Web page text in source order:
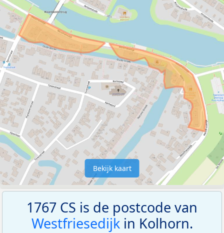
Bekijk kaart
1767 CS is de postcode van
Westfriesedijkin Kolhorn.